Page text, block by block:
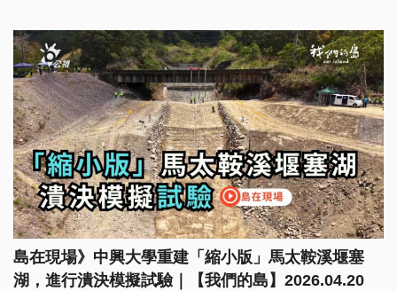
島在現場》中興大學重建「縮小版」馬太鞍溪堰塞
湖，進行潰決模擬試驗｜【我們的島】2026.04.20